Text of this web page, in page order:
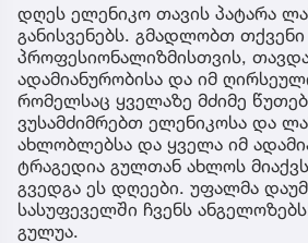
დღეს ელენიკო თავის პატარა
განისვენებს. გმადლობთ თქვენი
პროფესიონალიზმისთვის,
ადამიანურობისა და იმ
რომელსაც ყველაზე მძიმე
ვუსამძიმრებთ ელენიკოსა და
ახლობლებსა და ყველა იმ
ტრაგედია გულთან ახლოს
გვედგა ეს დღეები. უფალმა
სასუფეველში ჩვენს
გულუა.